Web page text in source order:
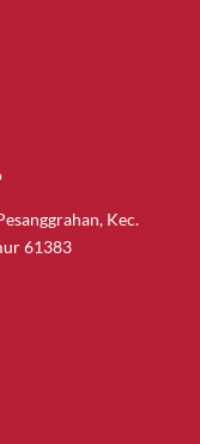
Kec.
61383